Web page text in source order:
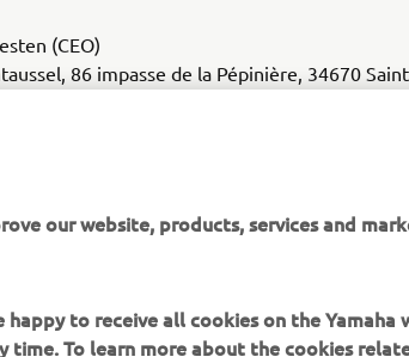
(CEO)
86 impasse de la Pépinière, 34670 Saint
and sale of electric trials and
our website, products, services and
to receive all cookies on the Yamaha
time. To learn more about the cookies